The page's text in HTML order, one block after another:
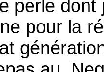
perle dont
pour la